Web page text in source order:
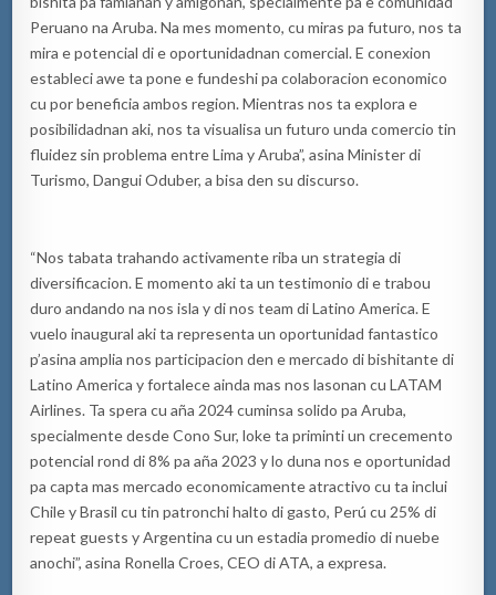
Peruano na Aruba. Na mes momento, cu miras pa futuro, nos ta
mira e potencial di e oportunidadnan comercial. E conexion
estableci awe ta pone e fundeshi pa colaboracion economico
cu por beneficia ambos region. Mientras nos ta explora e
posibilidadnan aki, nos ta visualisa un futuro unda comercio tin
fluidez sin problema entre Lima y Aruba”, asina Minister di
Turismo, Dangui Oduber, a bisa den su discurso.
“Nos tabata trahando activamente riba un strategia di
diversificacion. E momento aki ta un testimonio di e trabou
duro andando na nos isla y di nos team di Latino America. E
vuelo inaugural aki ta representa un oportunidad fantastico
p’asina amplia nos participacion den e mercado di bishitante di
Latino America y fortalece ainda mas nos lasonan cu LATAM
Airlines. Ta spera cu aña 2024 cuminsa solido pa Aruba,
specialmente desde Cono Sur, loke ta priminti un crecemento
potencial rond di 8% pa aña 2023 y lo duna nos e oportunidad
pa capta mas mercado economicamente atractivo cu ta inclui
Chile y Brasil cu tin patronchi halto di gasto, Perú cu 25% di
repeat guests y Argentina cu un estadia promedio di nuebe
anochi”, asina Ronella Croes, CEO di ATA, a expresa.